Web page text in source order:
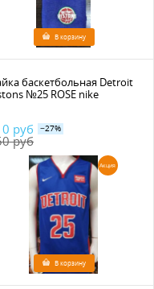
В корзину
баскетбольная Detroit
№25 ROSE nike
руб
руб
−27%
Акция
В корзину